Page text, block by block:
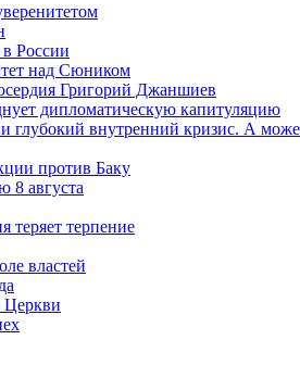
России
над Сюником
Григорий Джаншиев
дипломатическую капитуляцию
глубокий внутренний кризис. А
против Баку
8 августа
терпение
властей
Церкви